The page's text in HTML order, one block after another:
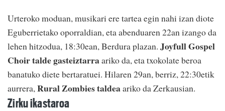
Urteroko moduan, musikari ere tartea egin nahi izan diote
Eguberrietako oporraldian, eta abenduaren 22an izango da
lehen hitzodua, 18:30ean, Berdura plazan. Joyfull Gospel
Choir talde gasteiztarraariko da, eta txokolate beroa
banatuko diete bertaratuei. Hilaren 29an, berriz, 22:30etik
aurrera, Rural Zombies taldeaariko da Zerkausian.
Zirku ikastaroa